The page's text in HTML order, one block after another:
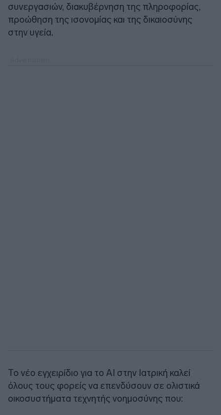
συνεργασιών, διακυβέρνηση της πληροφορίας,
προώθηση της ισονομίας και της δικαιοσύνης
στην υγεία.
Το νέο εγχειρίδιο για το ΑΙ στην Ιατρική καλεί
όλους τους φορείς να επενδύσουν σε ολιστικά
οικοσυστήματα τεχνητής νοημοσύνης που: